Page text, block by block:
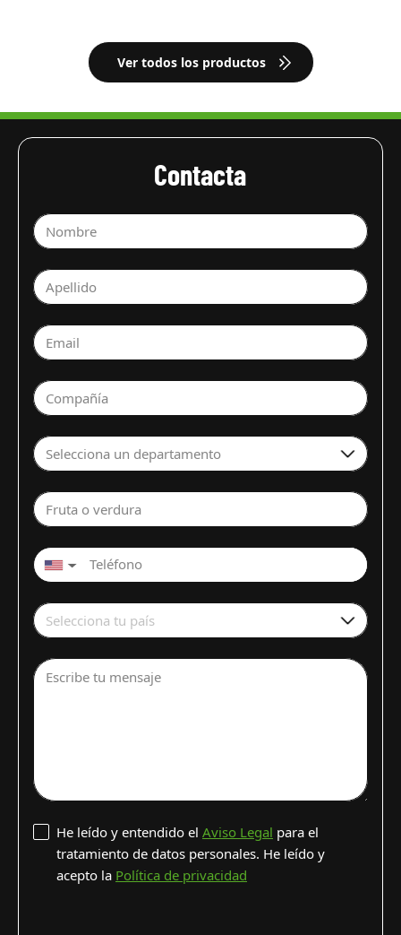
Ver todos los productos
Contacta
Nombre
Apellido
Email
Compañía
Selecciona un departamento
Fruta o verdura
▼
Selecciona tu país
Escribe tu mensaje
He leído y entendido el Aviso Legal para el
tratamiento de datos personales. He leído y
acepto la Política de privacidad